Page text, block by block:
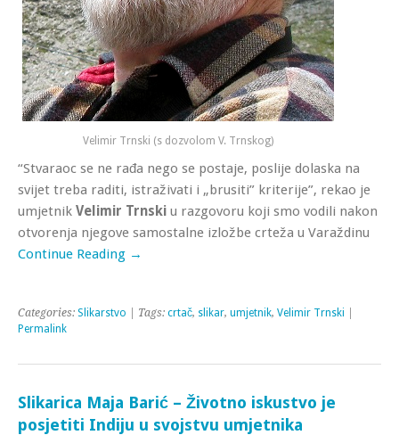
Velimir Trnski (s dozvolom V. Trnskog)
“Stvaraoc se ne rađa nego se postaje, poslije dolaska na
svijet treba raditi, istraživati i „brusiti” kriterije”, rekao je
umjetnik Velimir Trnski u razgovoru koji smo vodili nakon
otvorenja njegove samostalne izložbe crteža u Varaždinu
Continue Reading →
Categories: Slikarstvo | Tags: crtač, slikar, umjetnik, Velimir Trnski
Permalink
Slikarica Maja Barić – Životno iskustvo je
posjetiti Indiju u svojstvu umjetnika